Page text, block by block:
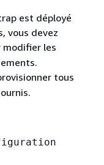
est déployé
vous devez
modifier les
tous